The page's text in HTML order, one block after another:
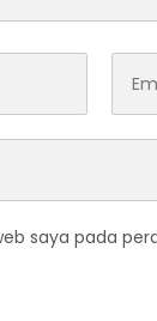
saya pada